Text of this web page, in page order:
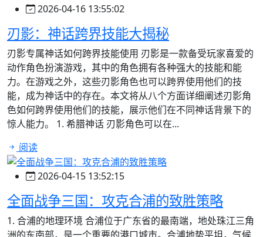
2026-04-16 13:55:02
刃影：神话跨界技能大揭秘
刃影专属神话如何跨界技能使用 刃影是一款备受玩家喜爱的
动作角色扮演游戏，其中的角色拥有各种强大的技能和能
力。在游戏之外，这些刃影角色也可以跨界使用他们的技
能，成为神话中的存在。本文将从八个方面详细阐述刃影角
色如何跨界使用他们的技能，展示他们在不同神话背景下的
惊人能力。 1. 希腊神话 刃影角色可以在...
阅读
2026-04-15 13:52:15
全面战争三国：攻克合浦的致胜策略
1. 合浦的地理环境 合浦位于广东省的最南端，地处珠江三角